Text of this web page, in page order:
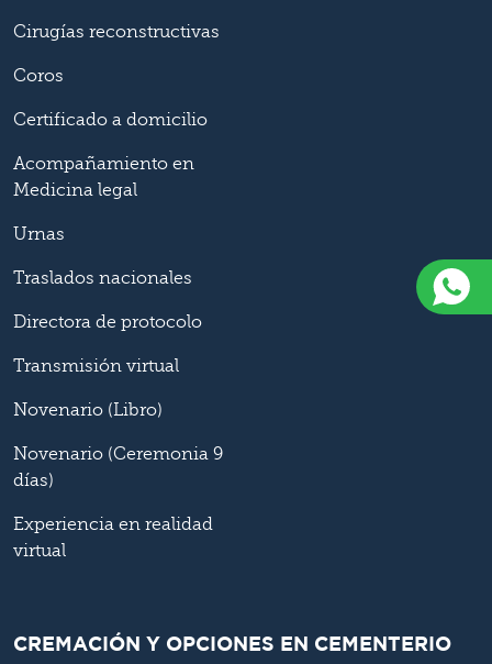
Cirugías reconstructivas
Coros
Certificado a domicilio
Acompañamiento en
Medicina legal
Urnas
Traslados nacionales
Directora de protocolo
Transmisión virtual
Novenario (Libro)
Novenario (Ceremonia 9
días)
Experiencia en realidad
virtual
CREMACIÓN Y OPCIONES EN CEMENTERIO